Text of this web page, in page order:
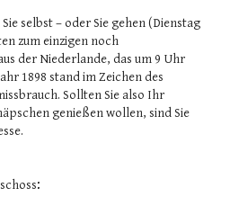
selbst – oder Sie gehen (Dienstag
zum einzigen noch
der Niederlande, das um 9 Uhr
1898 stand im Zeichen des
Sollten Sie also Ihr
genießen wollen, sind Sie
: